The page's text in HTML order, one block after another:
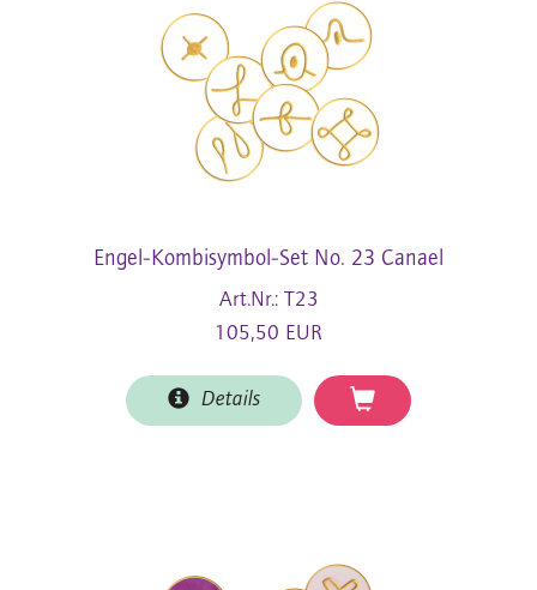
Engel-Kombisymbol-Set No. 23 Canael
Art.Nr.: T23
105,50 EUR
Details